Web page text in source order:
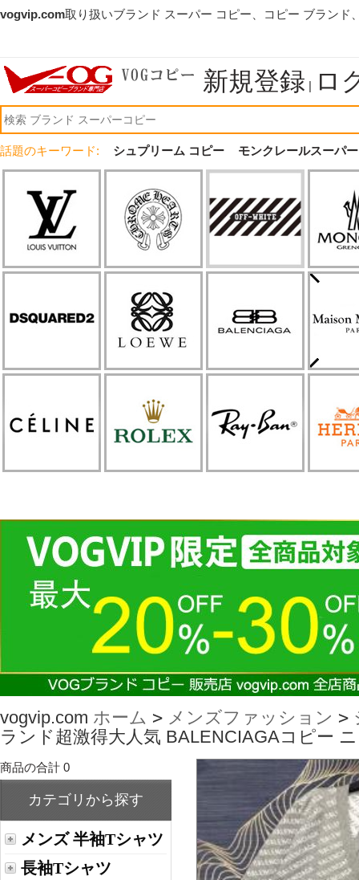
vogvip.com取り扱いブランド スーパー コピー、コピー ブランド
新規登録 | ロ
話題のキーワード: シュプリーム コピー モンクレールスーパ
vogvip.com ホーム > メンズファッション >
ランド超激得大人気 BALENCIAGAコピー
商品の合計 0
カテゴリから探す
メンズ 半袖Tシャツ
長袖Tシャツ